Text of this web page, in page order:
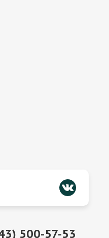
500-57-53